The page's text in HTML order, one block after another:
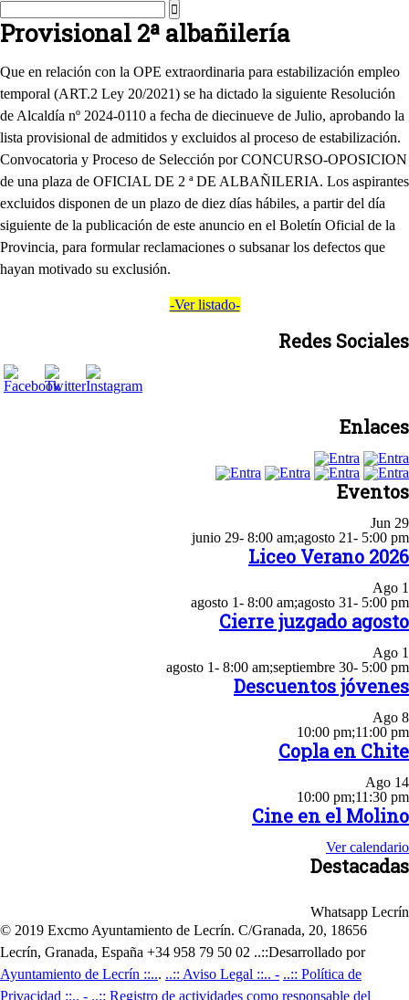
Provisional 2ª albañilería
Que en relación con la OPE extraordinaria para estabilización empleo
temporal (ART.2 Ley 20/2021) se ha dictado la siguiente Resolución
de Alcaldía nº 2024-0110 a fecha de diecinueve de Julio, aprobando la
lista provisional de admitidos y excluidos al proceso de estabilización.
Convocatoria y Proceso de Selección por CONCURSO-OPOSICION
de una plaza de OFICIAL DE 2 ª DE ALBAÑILERIA. Los aspirantes
excluidos disponen de un plazo de diez días hábiles, a partir del día
siguiente de la publicación de este anuncio en el Boletín Oficial de la
Provincia, para formular reclamaciones o subsanar los defectos que
hayan motivado su exclusión.
-Ver listado-
Redes Sociales
Enlaces
Eventos
Jun 29
junio 29- 8:00 am;agosto 21- 5:00 pm
Liceo Verano 2026
Ago 1
agosto 1- 8:00 am;agosto 31- 5:00 pm
Cierre juzgado agosto
Ago 1
agosto 1- 8:00 am;septiembre 30- 5:00 pm
Descuentos jóvenes
Ago 8
10:00 pm;11:00 pm
Copla en Chite
Ago 14
10:00 pm;11:30 pm
Cine en el Molino
Ver calendario
Destacadas
Whatsapp Lecrín
© 2019 Excmo Ayuntamiento de Lecrín. C/Granada, 20, 18656
Lecrín, Granada, España +34 958 79 50 02 ..::Desarrollado por
Ayuntamiento de Lecrín ::... ..:: Aviso Legal ::.. - ..:: Política de
Privacidad ::.. - ..:: Registro de actividades como responsable del